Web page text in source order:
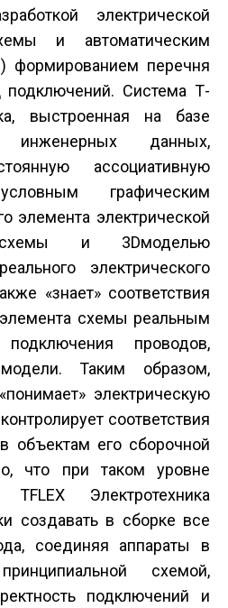
электрической
и автоматическим
формированием перечня
подключений. Система T­
выстроенная на базе
данных,
ассоциативную
графическим
элемента электрической
схемы и 3D­моделью
электрического
«знает» соответствия
схемы реальным
проводов,
Таким образом,
электрическую
соответствия
объектам его сборочной
что при таком уровне
T­FLEX Электротехника
создавать в сборке все
соединяя аппараты в
схемой,
подключений и